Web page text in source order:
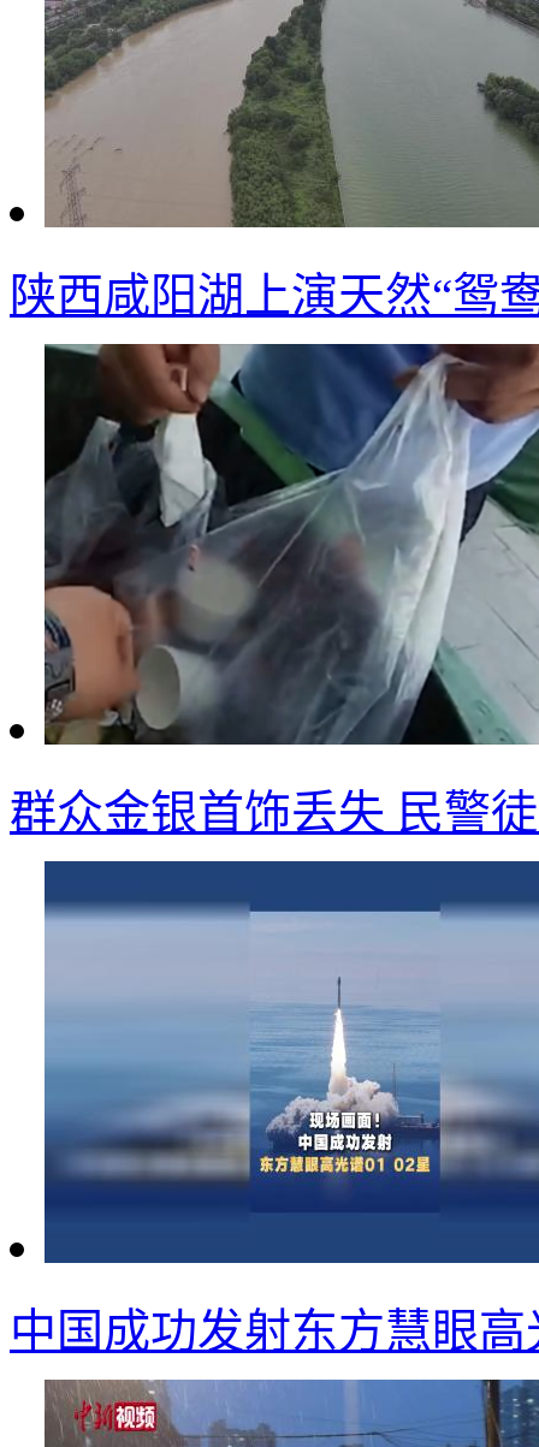
陕西咸阳湖上演天然“鸳
群众金银首饰丢失 民警
中国成功发射东方慧眼高